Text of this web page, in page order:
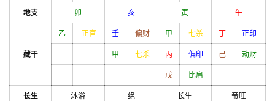
地支 卯 亥 寅 午
藏干
乙 正官 壬 偏财 甲 七杀 丁 正印
甲 七杀 丙 偏印 己 劫财
戊 比肩
长生 沐浴 绝 长生 帝旺